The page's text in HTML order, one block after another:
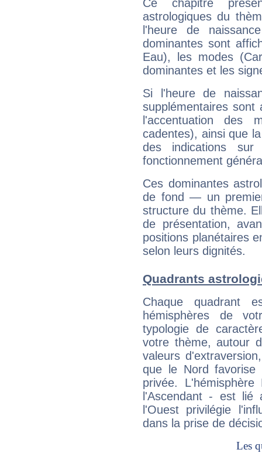
Ce chapitre
astrologiques du
l'heure de
dominantes sont
Eau), les modes
dominantes et les
Si l'heure de
supplémentaires sont
l'accentuation des
cadentes), ainsi que
des indications sur
fonctionnement
Ces dominantes
de fond — un
structure du thème.
de présentation,
positions planétaires
selon leurs dignités.
Quadrants
Chaque quadrant
hémisphères de
typologie de
votre thème, autour
valeurs
que le Nord favorise
privée.
l'Ascendant - est
l'Ouest privilégie
dans la prise de